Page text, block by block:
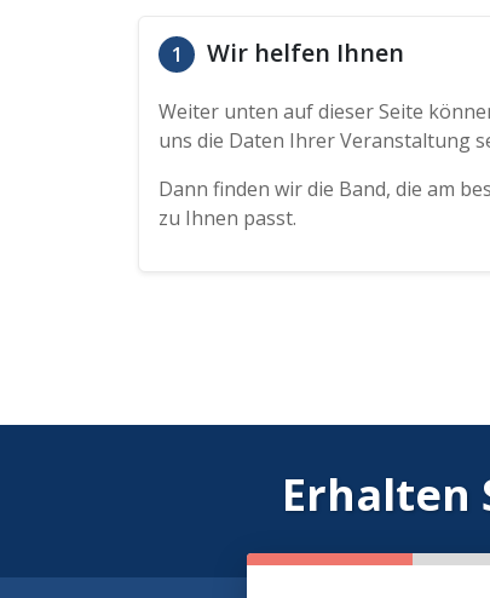
1 Wir helfen Ihnen
Weiter unten auf dieser Seite
uns die Daten Ihrer Veranstaltung
Dann finden wir die Band, die am
zu Ihnen passt.
Erhalten